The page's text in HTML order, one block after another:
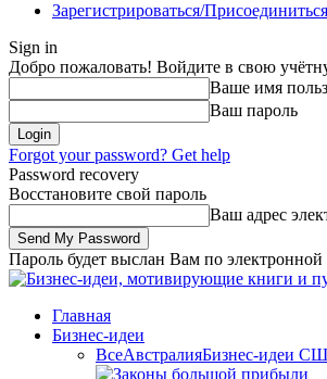
Зарегистрироваться/Присоединиться
Sign in
Добро пожаловать! Войдите в свою
Ваше имя
Ваш пароль
Forgot your password? Get help
Password recovery
Восстановите свой пароль
Ваш адрес
Пароль будет выслан Вам по электронной
Главная
Бизнес-идеи
ВсеАвстралияБизнес-идеи